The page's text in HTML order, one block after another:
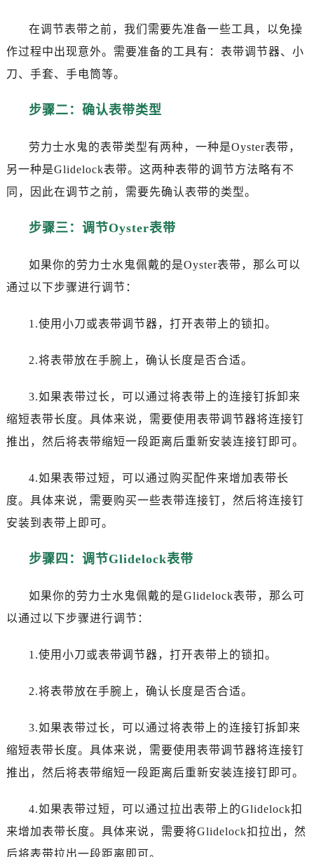
在调节表带之前，我们需要先准备一些工具，以免操
作过程中出现意外。需要准备的工具有：表带调节器、小
刀、手套、手电筒等。
步骤二：确认表带类型
劳力士水鬼的表带类型有两种，一种是Oyster表带，
另一种是Glidelock表带。这两种表带的调节方法略有不
同，因此在调节之前，需要先确认表带的类型。
步骤三：调节Oyster表带
如果你的劳力士水鬼佩戴的是Oyster表带，那么可以
通过以下步骤进行调节：
1.使用小刀或表带调节器，打开表带上的锁扣。
2.将表带放在手腕上，确认长度是否合适。
3.如果表带过长，可以通过将表带上的连接钉拆卸来
缩短表带长度。具体来说，需要使用表带调节器将连接钉
推出，然后将表带缩短一段距离后重新安装连接钉即可。
4.如果表带过短，可以通过购买配件来增加表带长
度。具体来说，需要购买一些表带连接钉，然后将连接钉
安装到表带上即可。
步骤四：调节Glidelock表带
如果你的劳力士水鬼佩戴的是Glidelock表带，那么可
以通过以下步骤进行调节：
1.使用小刀或表带调节器，打开表带上的锁扣。
2.将表带放在手腕上，确认长度是否合适。
3.如果表带过长，可以通过将表带上的连接钉拆卸来
缩短表带长度。具体来说，需要使用表带调节器将连接钉
推出，然后将表带缩短一段距离后重新安装连接钉即可。
4.如果表带过短，可以通过拉出表带上的Glidelock扣
来增加表带长度。具体来说，需要将Glidelock扣拉出，然
后将表带拉出一段距离即可。